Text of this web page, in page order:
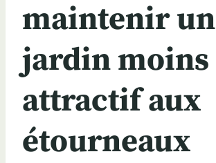
maintenir un
jardin moins
attractif aux
étourneaux